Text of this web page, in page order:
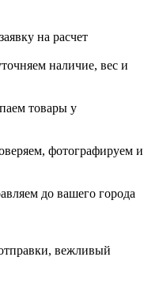
на расчет
наличие, вес и
товары у
фотографируем и
до вашего города
вежливый